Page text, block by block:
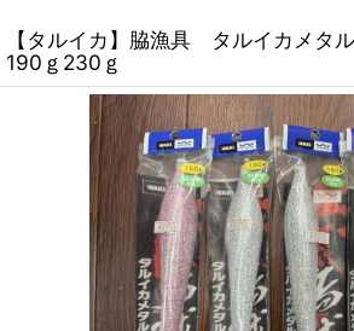
【タルイカ】脇漁具 タルイカメタ
190ｇ230ｇ